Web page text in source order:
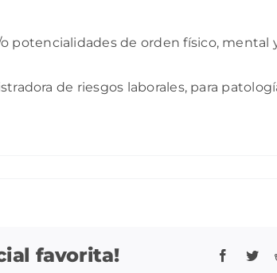
potencialidades de orden físico,
de riesgos laborales, para
favorita!